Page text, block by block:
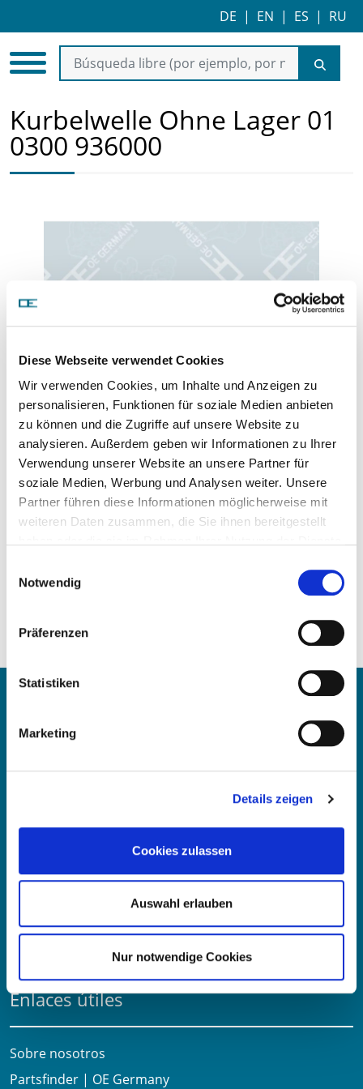
Diese Webseite verwendet Cookies
Wir verwenden Cookies, um Inhalte und Anzeigen zu
personalisieren, Funktionen für soziale Medien anbieten
zu können und die Zugriffe auf unsere Website zu
analysieren. Außerdem geben wir Informationen zu Ihrer
Verwendung unserer Website an unsere Partner für
soziale Medien, Werbung und Analysen weiter. Unsere
Partner führen diese Informationen möglicherweise mit
weiteren Daten zusammen, die Sie ihnen bereitgestellt
Notwendig
Präferenzen
Statistiken
Marketing
Details zeigen
Cookies zulassen
Auswahl erlauben
Nur notwendige Cookies
DE | EN | ES | RU
Kurbelwelle Ohne Lager 01
0300 936000
Precio a la carta
SOLICITAR ARTÍCULO
60,00 kg/Stk
936 030 06 01
Contacte con
OE Germany GmbH
Mo-Fr 8:00-16:00 Uhr
+49 711 6276980
Enlaces útiles
Sobre nosotros
Partsfinder | OE Germany